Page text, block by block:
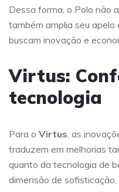
Dessa forma, o Polo não
também amplia seu apelo
buscam inovação e
Virtus:
tecnologia
Para o Virtus, as
traduzem em melhorias
quanto da tecnologia de
dimensão de